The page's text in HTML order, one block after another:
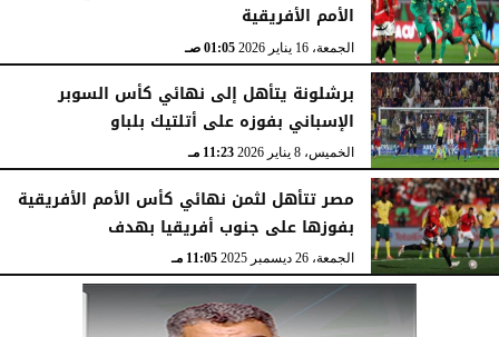
الأمم الأفريقية
الجمعة، 16 يناير 2026 01:05 صـ
برشلونة يتأهل إلى نهائي كأس السوبر
الإسباني بفوزه على أتلتيك بلباو
الخميس، 8 يناير 2026 11:23 مـ
مصر تتأهل لثمن نهائي كأس الأمم الأفريقية
بفوزها على جنوب أفريقيا بهدف
الجمعة، 26 ديسمبر 2025 11:05 مـ